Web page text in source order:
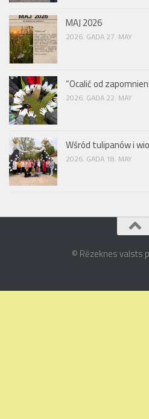
MAJ 2026
2026. GADA 27. MAY
“Ocalić od
2026. GADA 22. MAY
Wśród tulipanów i
2026. GADA 18. MAY
© Rēzeknes valsts